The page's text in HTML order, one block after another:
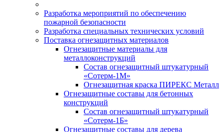
Разработка мероприятий по обеспечению
пожарной безопасности
Разработка специальных технических условий
Поставка огнезащитных материалов
Огнезащитные материалы для
металлоконструкций
Состав огнезащитный штукатурный
«Сотерм-1М»
Огнезащитная краска ПИРЕКС Металл
Огнезащитные составы для бетонных
конструкций
Состав огнезащитный штукатурный
«Сотерм-1Б»
Огнезащитные составы для дерева